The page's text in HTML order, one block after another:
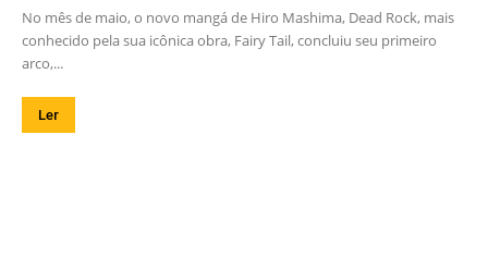
No mês de maio, o novo mangá de Hiro Mashima, Dead Rock, mais
conhecido pela sua icônica obra, Fairy Tail, concluiu seu primeiro
arco,...
Ler